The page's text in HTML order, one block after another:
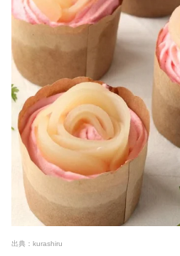
出典：kurashiru